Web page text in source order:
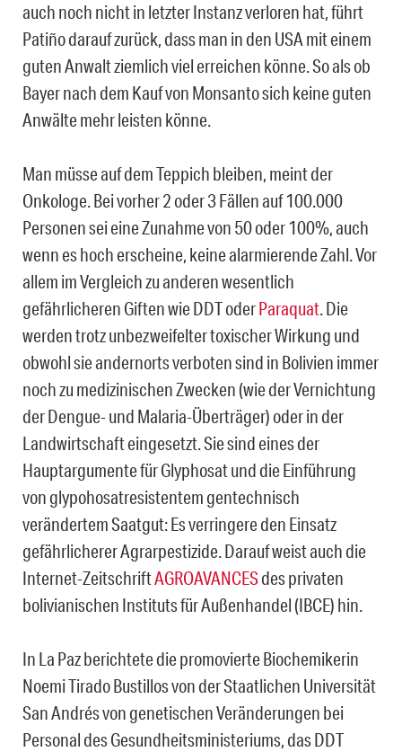
auch noch nicht in letzter Instanz verloren hat, führt
Patiño darauf zurück, dass man in den USA mit einem
guten Anwalt ziemlich viel erreichen könne. So als ob
Bayer nach dem Kauf von Monsanto sich keine guten
Anwälte mehr leisten könne.
Man müsse auf dem Teppich bleiben, meint der
Onkologe. Bei vorher 2 oder 3 Fällen auf 100.000
Personen sei eine Zunahme von 50 oder 100%, auch
wenn es hoch erscheine, keine alarmierende Zahl. Vor
allem im Vergleich zu anderen wesentlich
gefährlicheren Giften wie DDT oderParaquat. Die
werden trotz unbezweifelter toxischer Wirkung und
obwohl sie andernorts verboten sind in Bolivien immer
noch zu medizinischen Zwecken (wie der Vernichtung
der Dengue- und Malaria-Überträger) oder in der
Landwirtschaft eingesetzt. Sie sind eines der
Hauptargumente für Glyphosat und die Einführung
von glypohosatresistentem gentechnisch
verändertem Saatgut: Es verringere den Einsatz
gefährlicherer Agrarpestizide. Darauf weist auch die
Internet-ZeitschriftAGROAVANCESdes privaten
bolivianischen Instituts für Außenhandel (IBCE) hin.
In La Paz berichtete die promovierte Biochemikerin
Noemi Tirado Bustillos von der Staatlichen Universität
San Andrés von genetischen Veränderungen bei
Personal des Gesundheitsministeriums, das DDT